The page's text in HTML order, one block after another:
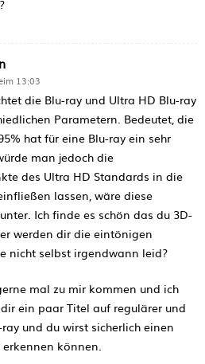
13:03
die Blu-ray und Ultra HD Blu-ray
Parametern. Bedeutet, die
hat für eine Blu-ray ein sehr
man jedoch die
des Ultra HD Standards in die
lassen, wäre diese
Ich finde es schön das du 3D-
werden dir die eintönigen
nicht selbst irgendwann leid?
mal zu mir kommen und ich
ein paar Titel auf regulärer und
ray und du wirst sicherlich einen
können.